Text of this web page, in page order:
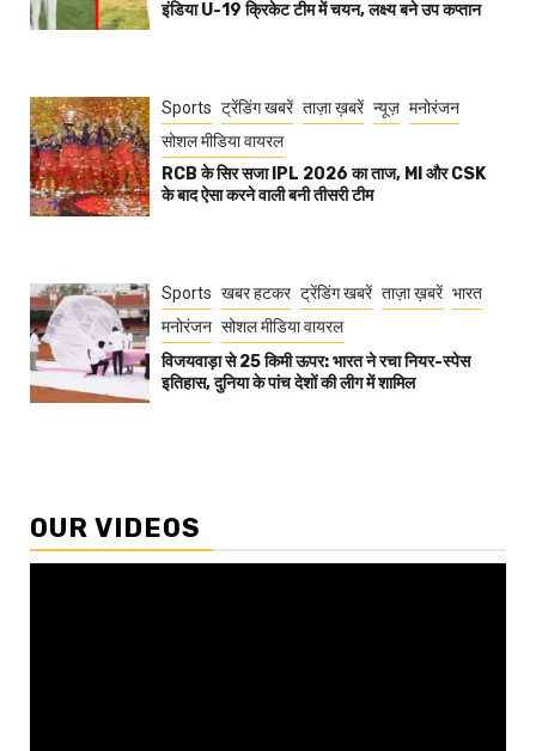
इंडिया U-19 क्रिकेट टीम में चयन, लक्ष्य बने उप कप्तान
Sports ट्रेंडिंग खबरें ताज़ा ख़बरें न्यूज़ मनोरंजन
सोशल मीडिया वायरल
RCB के सिर सजा IPL 2026 का ताज, MI और CSK
के बाद ऐसा करने वाली बनी तीसरी टीम
Sports खबर हटकर ट्रेंडिंग खबरें ताज़ा ख़बरें भारत
मनोरंजन सोशल मीडिया वायरल
विजयवाड़ा से 25 किमी ऊपर: भारत ने रचा नियर-स्पेस
इतिहास, दुनिया के पांच देशों की लीग में शामिल
OUR VIDEOS